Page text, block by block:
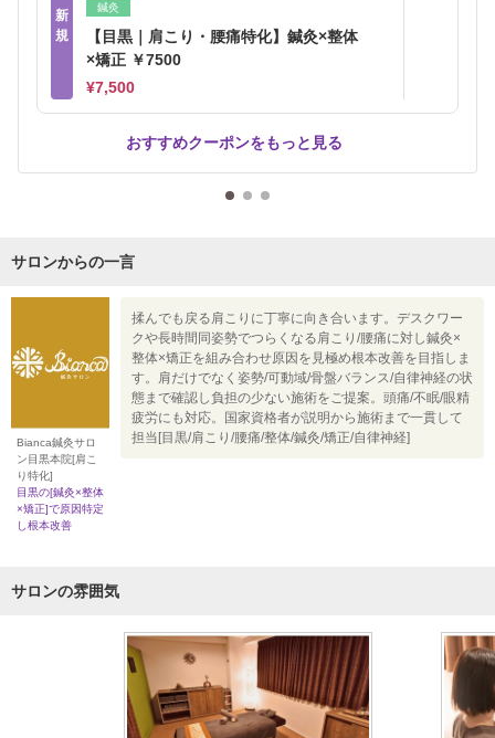
新
規
鍼灸
【目黒｜肩こり・腰痛特化】鍼灸×整体
×矯正 ￥7500
¥7,500
おすすめクーポンをもっと見る
サロンからの一言
Bianca鍼灸サロ
ン目黒本院[肩こ
り特化]
目黒の[鍼灸×整体
×矯正]で原因特定
し根本改善
揉んでも戻る肩こりに丁寧に向き合います。デスクワー
クや長時間同姿勢でつらくなる肩こり/腰痛に対し鍼灸×
整体×矯正を組み合わせ原因を見極め根本改善を目指しま
す。肩だけでなく姿勢/可動域/骨盤バランス/自律神経の状
態まで確認し負担の少ない施術をご提案。頭痛/不眠/眼精
疲労にも対応。国家資格者が説明から施術まで一貫して
担当[目黒/肩こり/腰痛/整体/鍼灸/矯正/自律神経]
サロンの雰囲気